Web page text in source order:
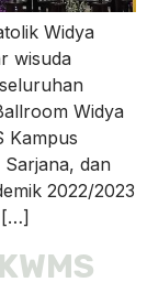
Widya
wisuda
Widya
Kampus
dan
2022/2023
[…]